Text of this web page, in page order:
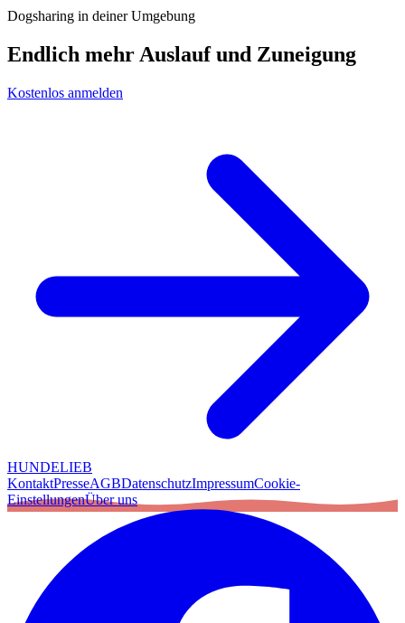
Dogsharing in deiner Umgebung
Endlich mehr Auslauf und Zuneigung
Kostenlos anmelden
HUNDELIEB
KontaktPresseAGBDatenschutzImpressumCookie-
EinstellungenÜber uns